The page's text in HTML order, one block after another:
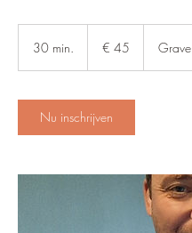
30 min.
i
n
.
€ 45 Grave
Nu inschrijven